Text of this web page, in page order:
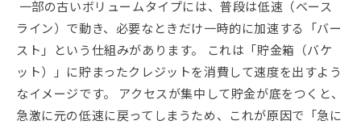
一部の古いボリュームタイプには、普段は低速（ベース
ライン）で動き、必要なときだけ一時的に加速する「バー
スト」という仕組みがあります。 これは「貯金箱（バケ
ット）」に貯まったクレジットを消費して速度を出すよう
なイメージです。 アクセスが集中して貯金が底をつくと、
急激に元の低速に戻ってしまうため、これが原因で「急に